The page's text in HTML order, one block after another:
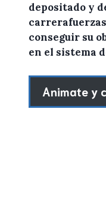
depositado y
conseguir su
en el sistema
Animate y